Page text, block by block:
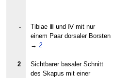
-
Tibiae Ⅲ und Ⅳ mit nur
einem Paar dorsaler Borsten
→ 2
2
Sichtbarer basaler Schnitt
des Skapus mit einer